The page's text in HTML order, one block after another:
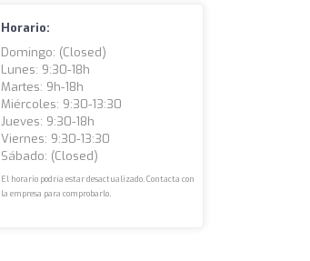
Horario:
Domingo: (closed)
Lunes: 9:30-18h
Martes: 9h-18h
Miércoles: 9:30-13:30
Jueves: 9:30-18h
Viernes: 9:30-13:30
Sábado: (closed)
El horario podría estar desactualizado. Contacta con
la empresa para comprobarlo.